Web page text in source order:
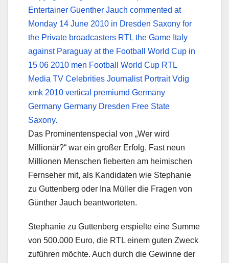
Das Prominentenspecial von „Wer wird
Millionär?“ war ein großer Erfolg. Fast neun
Millionen Menschen fieberten am heimischen
Fernseher mit, als Kandidaten wie Stephanie
zu Guttenberg oder Ina Müller die Fragen von
Günther Jauch beantworteten.
Stephanie zu Guttenberg erspielte eine Summe
von 500.000 Euro, die RTL einem guten Zweck
zuführen möchte. Auch durch die Gewinne der